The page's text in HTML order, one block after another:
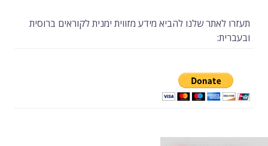
תעזרו לאתר שלנו להביא מידע מזווית ימנית לקוראים ברוסית
ובעברית: